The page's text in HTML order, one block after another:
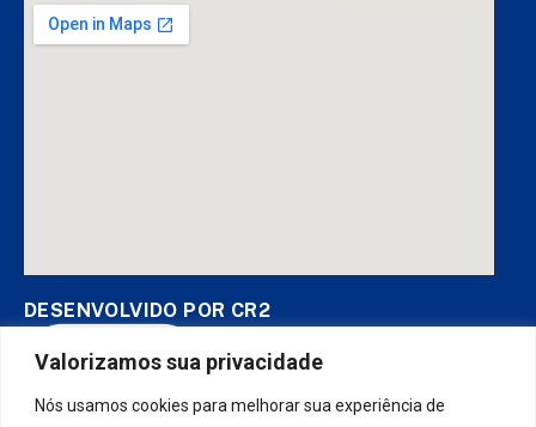
Valorizamos sua privacidade
Nós usamos cookies para melhorar sua experiência de
DESENVOLVIDO POR CR2
Muito mais quecriar siteousistema para prefeituras! Realizamos